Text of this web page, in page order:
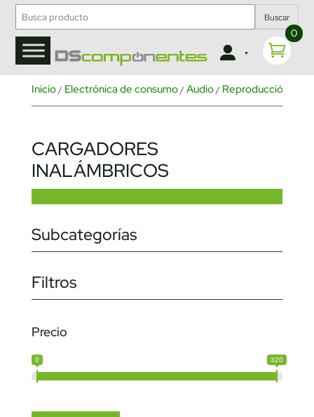
Buscar
0
Inicio/ Electrónica de consumo/ Audio/ Reproducción de
CARGADORES
INALÁMBRICOS
Subcategorías
Filtros
Precio
0 320